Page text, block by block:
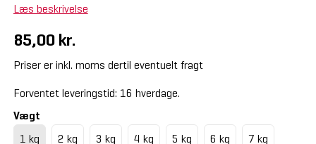
Læs beskrivelse
85,00 kr.
Priser er inkl. moms dertil eventuelt fragt
Forventet leveringstid: 16 hverdage.
Vægt
1 kg
2 kg 3 kg 4 kg 5 kg 6 kg 7 kg